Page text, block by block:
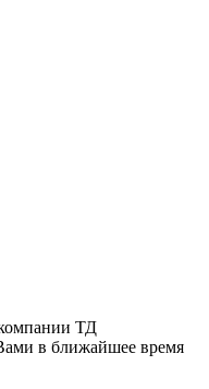
ТД
в ближайшее время